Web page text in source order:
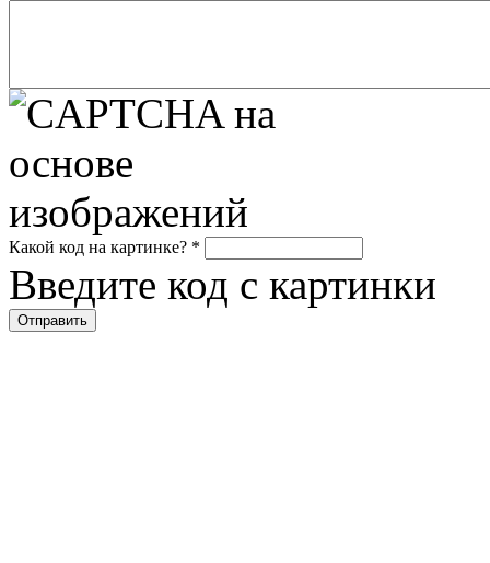
Какой код на картинке? *
Введите код с картинки